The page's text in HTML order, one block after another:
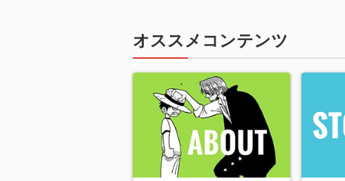
オススメコンテンツ